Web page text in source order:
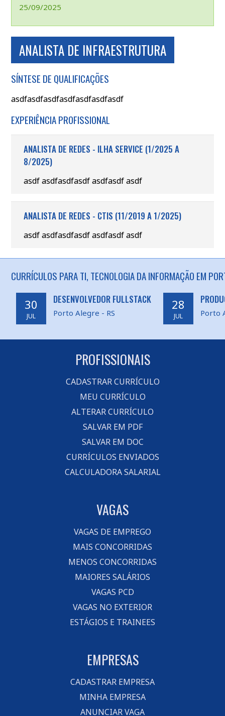
25/09/2025
ANALISTA DE INFRAESTRUTURA
SÍNTESE DE QUALIFICAÇÕES
asdfasdfasdfasdfasdfasdfasdf
EXPERIÊNCIA PROFISSIONAL
ANALISTA DE REDES - ILHA SERVICE (1/2025 A
8/2025)
asdf asdfasdfasdf asdfasdf asdf
ANALISTA DE REDES - CTIS (11/2019 A 1/2025)
asdf asdfasdfasdf asdfasdf asdf
CURRÍCULOS PARA TI, TECNOLOGIA DA INFORMAÇÃO EM
30
JUL
DESENVOLVEDOR FULLSTACK
Porto Alegre - RS
28
JUL Porto
PROFISSIONAIS
CADASTRAR CURRÍCULO
MEU CURRÍCULO
ALTERAR CURRÍCULO
SALVAR EM PDF
SALVAR EM DOC
CURRÍCULOS ENVIADOS
CALCULADORA SALARIAL
VAGAS
VAGAS DE EMPREGO
MAIS CONCORRIDAS
MENOS CONCORRIDAS
MAIORES SALÁRIOS
VAGAS PCD
VAGAS NO EXTERIOR
ESTÁGIOS E TRAINEES
EMPRESAS
CADASTRAR EMPRESA
MINHA EMPRESA
ANUNCIAR VAGA